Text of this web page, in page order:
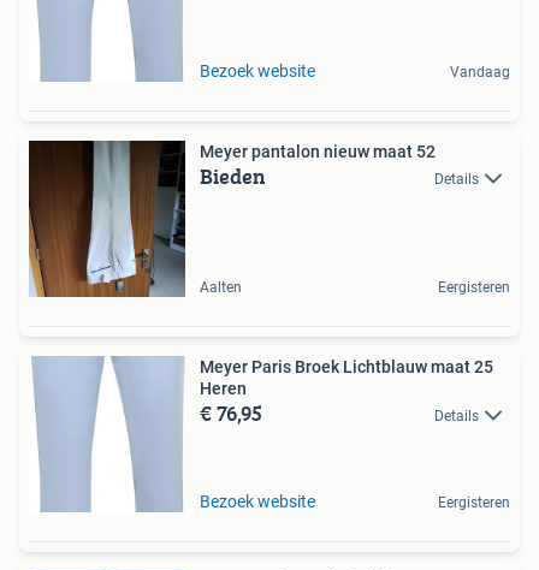
Bezoek website Vandaag
Meyer pantalon nieuw maat 52
Bieden Details
Aalten Eergisteren
Meyer Paris Broek Lichtblauw maat 25
Heren
€ 76,95 Details
Bezoek website Eergisteren